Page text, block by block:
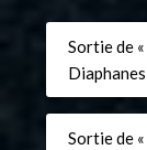
Sortie de
Diaphanes
Sortie de «